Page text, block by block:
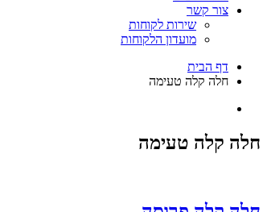
צור קשר
שירות לקוחות
מועדון הלקוחות
דף הבית
חלה קלה טעימה
חלה קלה טעימה